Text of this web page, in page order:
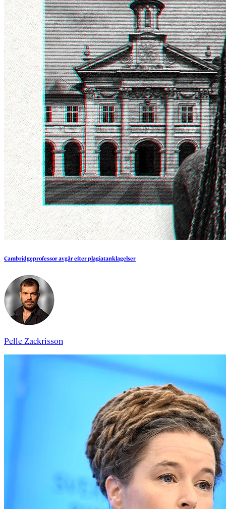
Cambridgeprofessoravgårefterplagiatanklagelser
Pelle Zackrisson